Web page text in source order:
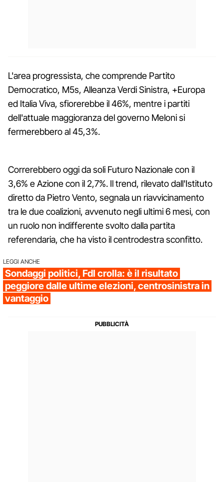
L'area progressista, che comprende Partito
Democratico, M5s, Alleanza Verdi Sinistra, +Europa
ed Italia Viva, sfiorerebbe il 46%, mentre i partiti
dell'attuale maggioranza del governo Meloni si
fermerebbero al 45,3%.
Correrebbero oggi da soli Futuro Nazionale con il
3,6% e Azione con il 2,7%. Il trend, rilevato dall'Istituto
diretto da Pietro Vento, segnala un riavvicinamento
tra le due coalizioni, avvenuto negli ultimi 6 mesi, con
un ruolo non indifferente svolto dalla partita
referendaria, che ha visto il centrodestra sconfitto.
LEGGI ANCHE
Sondaggi politici, FdI crolla: è il risultato
peggiore dalle ultime elezioni, centrosinistra in
vantaggio